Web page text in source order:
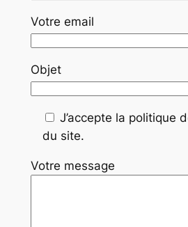
Votre email
Objet
J’accepte la politique
du site.
Votre message